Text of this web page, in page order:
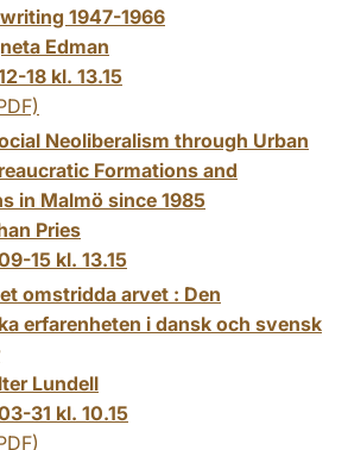
1947-1966
Edman
18 kl. 13.15
Neoliberalism through Urban
Formations and
in Malmö since 1985
Pries
15 kl. 13.15
omstridda arvet : Den
erfarenheten i dansk och svensk
Lundell
31 kl. 10.15